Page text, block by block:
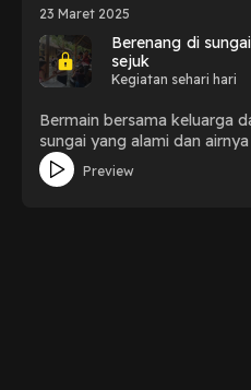
23 Maret 2025
Berenang di
sejuk
Kegiatan sehari hari
Bermain bersama keluarga
sungai yang alami dan
Preview